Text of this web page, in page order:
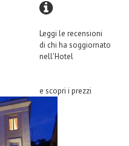
Leggi le recensioni
di chi ha soggiornato
nell'Hotel
e scopri i prezzi